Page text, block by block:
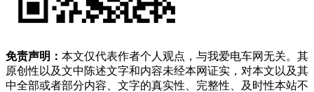
免责声明： 本文仅代表作者个人观点，与我爱电车网无关。其
原创性以及文中陈述文字和内容未经本网证实，对本文以及其
中全部或者部分内容、文字的真实性、完整性、及时性本站不